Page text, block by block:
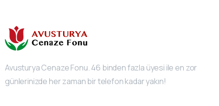
Avusturya Cenaze Fonu. 46 binden fazla üyesi ile en zor
günlerinizde her zaman bir telefon kadar yakın!